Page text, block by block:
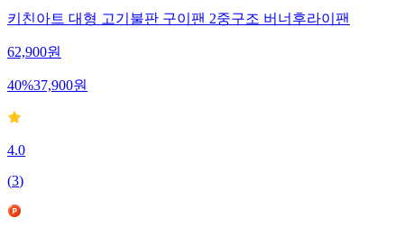
키친아트 대형 고기불판 구이팬 2중구조 버너후라이팬
62,900원
40%37,900원
4.0
(3)